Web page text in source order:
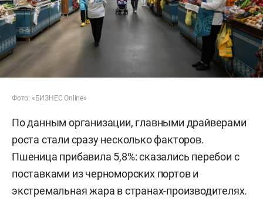
Фото: «БИЗНЕС Online»
По данным организации, главными драйверами
роста стали сразу несколько факторов.
Пшеница прибавила 5,8%: сказались перебои с
поставками из черноморских портов и
экстремальная жара в странах-производителях.